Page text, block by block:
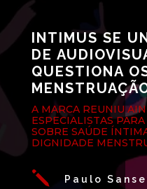
INTIMUS SE
DE
QUESTIONA
A MARCA REUNIU
ESPECIALISTAS
SOBRE SAÚDE
DIGNIDADE
j Paulo